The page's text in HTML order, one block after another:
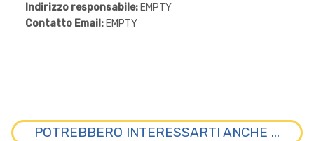
Indirizzo responsabile: EMPTY
Contatto Email: EMPTY
POTREBBERO INTERESSARTI ANCHE ...